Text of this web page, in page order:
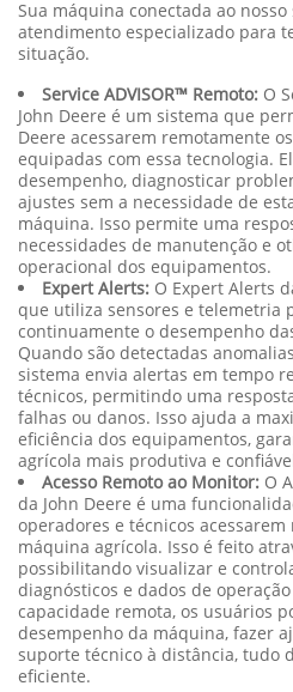
Sua máquina conectada ao
atendimento especializado para
situação.
Service ADVISOR™ Remoto: O
John Deere é um sistema que
Deere acessarem remotamente
equipadas com essa tecnologia.
desempenho, diagnosticar
ajustes sem a necessidade de
máquina. Isso permite uma
necessidades de manutenção e
operacional dos equipamentos.
Expert Alerts: O Expert Alerts
que utiliza sensores e telemetria
continuamente o desempenho
Quando são detectadas
sistema envia alertas em tempo
técnicos, permitindo uma
falhas ou danos. Isso ajuda a
eficiência dos equipamentos,
agrícola mais produtiva e
Acesso Remoto ao Monitor: O
da John Deere é uma
operadores e técnicos
máquina agrícola. Isso é feito
possibilitando visualizar e
diagnósticos e dados de
capacidade remota, os usuários
desempenho da máquina, fazer
suporte técnico à distância, tudo
eficiente.